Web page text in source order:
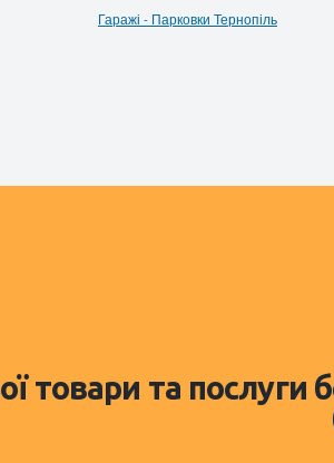
Гаражі - Парковки Тернопіль
товари та послуги